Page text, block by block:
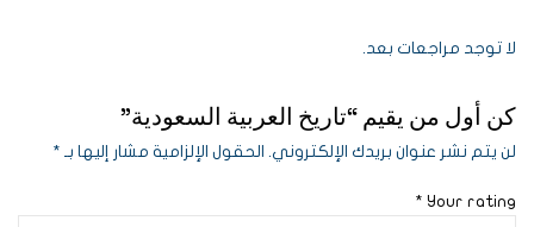
لا توجد مراجعات بعد.
كن أول من يقيم “تاريخ العربية السعودية”
لن يتم نشر عنوان بريدك الإلكتروني. الحقول الإلزامية مشار إليها بـ *
Your rating
*